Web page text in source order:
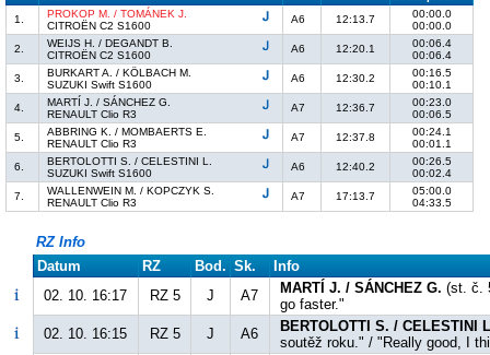
1.
PROKOP M. / TOMÁNEK J.
CITROËN C2 S1600
A6 12:13.7
00:00.0
00:00.0
2.
WEIJS H. / DEGANDT B.
CITROËN C2 S1600
A6 12:20.1
00:06.4
00:06.4
3.
BURKART A. / KÖLBACH M.
SUZUKI Swift S1600
A6 12:30.2
00:16.5
00:10.1
4.
MARTÍ J. / SÁNCHEZ G.
RENAULT Clio R3
A7 12:36.7
00:23.0
00:06.5
5.
ABBRING K. / MOMBAERTS E.
RENAULT Clio R3
A7 12:37.8
00:24.1
00:01.1
6.
BERTOLOTTI S. / CELESTINI L.
SUZUKI Swift S1600
A6 12:40.2
00:26.5
00:02.4
7.
WALLENWEIN M. / KOPCZYK S.
RENAULT Clio R3
A7 17:13.7
05:00.0
04:33.5
RZ Info
Datum
RZ Bod. Sk.
Info
02. 10. 16:17
RZ 5 J A7 MARTÍ J. / SÁNCHEZ G. (st. č.
go faster."
02. 10. 16:15
RZ 5 J A6
BERTOLOTTI S. / CELESTINI
soutěž roku." / "Really good, I